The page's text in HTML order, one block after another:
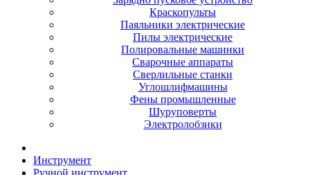
Краскопульты
Паяльники электрические
Пилы электрические
Полировальные машинки
Сварочные аппараты
Сверлильные станки
Углошлифмашины
Фены промышленные
Шуруповерты
Электролобзики
Инструмент
Pучнoй инcтpумeнт